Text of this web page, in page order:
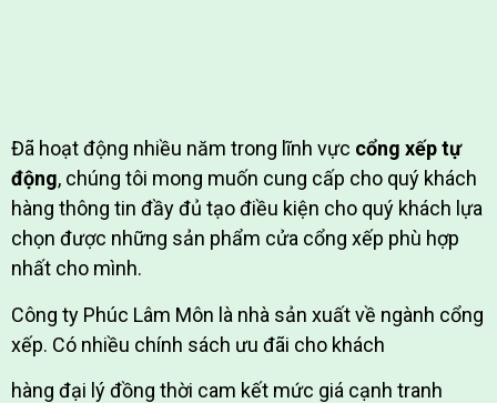
Đã hoạt động nhiều năm trong lĩnh vực cổng xếp tự
động, chúng tôi mong muốn cung cấp cho quý khách
hàng thông tin đầy đủ tạo điều kiện cho quý khách lựa
chọn được những sản phẩm cửa cổng xếp phù hợp
nhất cho mình.
Công ty Phúc Lâm Môn là nhà sản xuất về ngành cổng
xếp. Có nhiều chính sách ưu đãi cho khách
hàng đại lý đồng thời cam kết mức giá cạnh tranh